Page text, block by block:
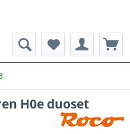
H0e duoset